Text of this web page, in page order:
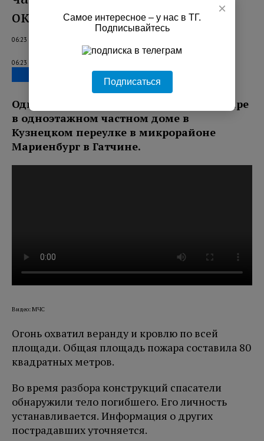
округе
06:23 07.08.2026
06:23 07.08.2026
Один человек погиб 6 августа при пожаре
в одноэтажном частном доме в
Кузнецком переулке в микрорайоне
Мариенбург в Гатчине.
Видео: МЧС
Огонь охватил веранду и кровлю по всей
площади. Общая площадь пожара составила 80
квадратных метров.
Во время разбора конструкций спасатели
обнаружили тело погибшего. Его личность
устанавливается. Информация о других
пострадавших уточняется.
×
Самое интересное – у нас в ТГ.
Подписывайтесь
Подписаться